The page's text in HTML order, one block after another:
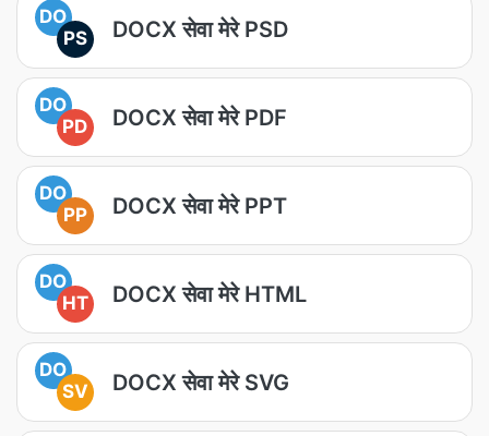
DO
PS
DOCX सेवा मेरे PSD
DO
PD
DOCX सेवा मेरे PDF
DO
PP
DOCX सेवा मेरे PPT
DO
HT
DOCX सेवा मेरे HTML
DO
SV
DOCX सेवा मेरे SVG